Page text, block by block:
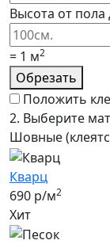
Высота от пола
= 1 м2
Обрезать
Положить
2. Выберите
Шовные
Кварц
690 р/м2
Хит